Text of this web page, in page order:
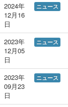
2024年
12月16
日
ニュース
2023年
12月05
日
ニュース
2023年
09月23
日
ニュース